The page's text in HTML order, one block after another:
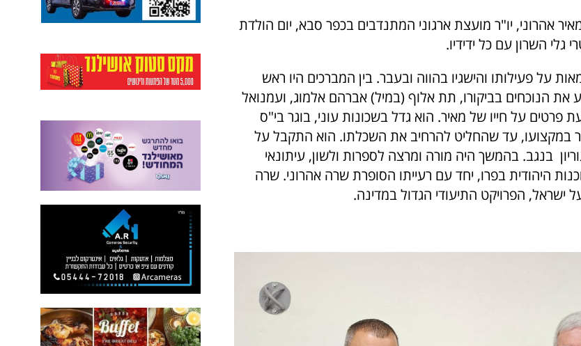
אהרוני, יו"ר מועצת ארגוני המתנדבים בכפר סבא, יום הולדת
על פעילותו והישגיו בהווה ובעבר. בין המברכים היו ראש
את הנוכחים בביקורו, תת אלוף (במיל) אברהם אלמוג, ועמנואל
פרטים על חייו של מאיר. הוא גדל בשכונות עוני, בוגר בי"ס
במקצועו, עד שהחליט להרחיב את השכלתו. הוא התקבל על
בנגב. בהמשך היה מורה ומרצה לספרות ולשון, עיתונאי
היהודית בפרו, יחד עם רעייתו הסופרת שרה אהרוני. שרה